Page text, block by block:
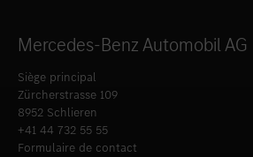
Mercedes-Benz Automobil AG
Siège principal
Zürcherstrasse 109
8952 Schlieren
+41 44 732 55 55
Formulaire de contact